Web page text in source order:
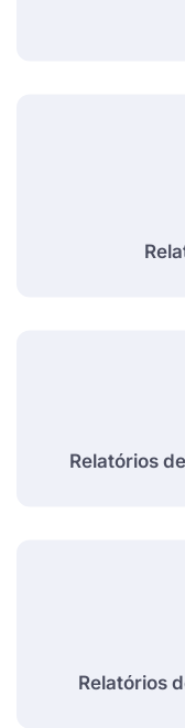
Relatórios
Relatórios